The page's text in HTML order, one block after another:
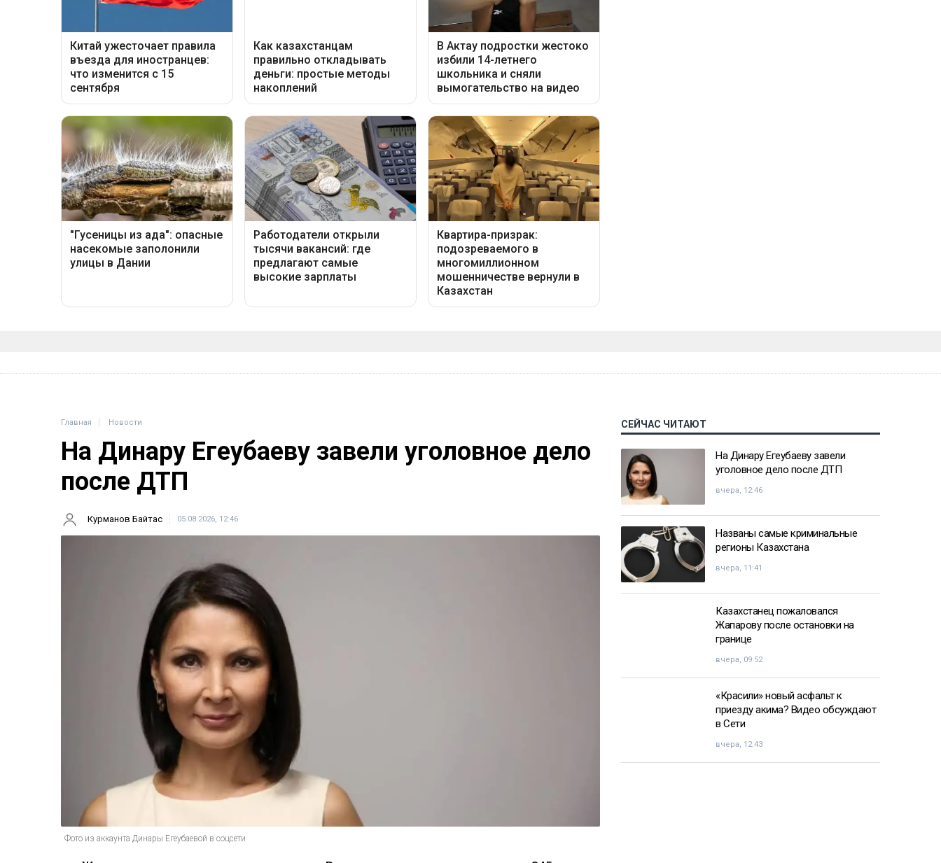
Главная Новости
На Динару Егеубаеву завели уголовное дело
после ДТП
Курманов Байтас 05.08.2026, 12:46
Фото из аккаунта Динары Егеубаевой в соцсети
СЕЙЧАС ЧИТАЮТ
На Динару Егеубаеву завели
уголовное дело после ДТП
вчера, 12:46
Названы самые криминальные
регионы Казахстана
вчера, 11:41
Казахстанец пожаловался
Жапарову после остановки на
границе
вчера, 09:52
«Красили» новый асфальт к
приезду акима? Видео обсуждают
в Сети
вчера, 12:43